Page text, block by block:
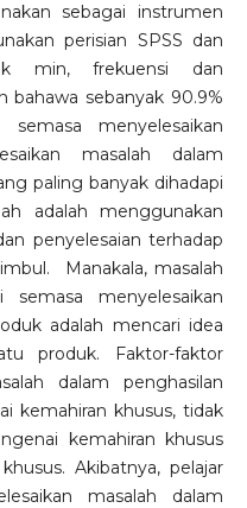
sebagai instrumen
perisian SPSS dan
min, frekuensi dan
bahawa sebanyak 90.9%
menyelesaikan
masalah dalam
paling banyak dihadapi
adalah menggunakan
penyelesaian terhadap
Manakala, masalah
menyelesaikan
adalah mencari idea
produk. Faktor-faktor
dalam penghasilan
kemahiran khusus, tidak
kemahiran khusus
Akibatnya, pelajar
masalah dalam